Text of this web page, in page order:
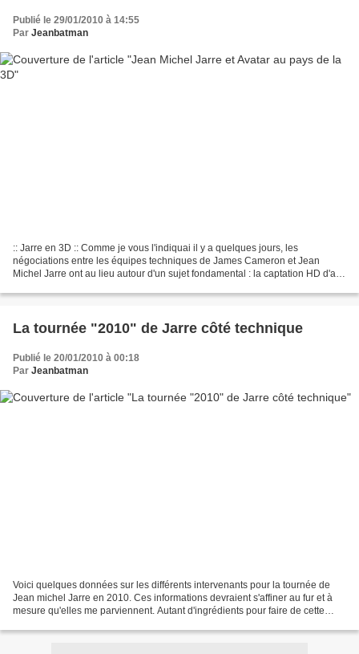
Publié le 29/01/2010 à 14:55
Par Jeanbatman
:: Jarre en 3D :: Comme je vous l'indiquai il y a quelques jours, les
négociations entre les équipes techniques de James Cameron et Jean
Michel Jarre ont au lieu autour d'un sujet fondamental : la captation HD d'au
La tournée "2010" de Jarre côté technique
Publié le 20/01/2010 à 00:18
Par Jeanbatman
Voici quelques données sur les différents intervenants pour la tournée de
Jean michel Jarre en 2010. Ces informations devraient s'affiner au fur et à
mesure qu'elles me parviennent. Autant d'ingrédients pour faire de cette